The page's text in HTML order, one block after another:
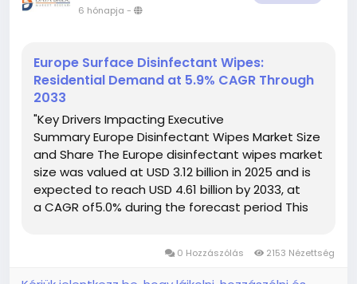
6 hónapja -
Europe Surface Disinfectant Wipes:
Residential Demand at 5.9% CAGR Through
2033
"Key Drivers Impacting Executive
Summary Europe Disinfectant Wipes Market Size
and Share The Europe disinfectant wipes market
size was valued at USD 3.12 billion in 2025 and is
expected to reach USD 4.61 billion by 2033, at
a CAGR of5.0% during the forecast period This
0 Hozzászólás 2153 Nézettség